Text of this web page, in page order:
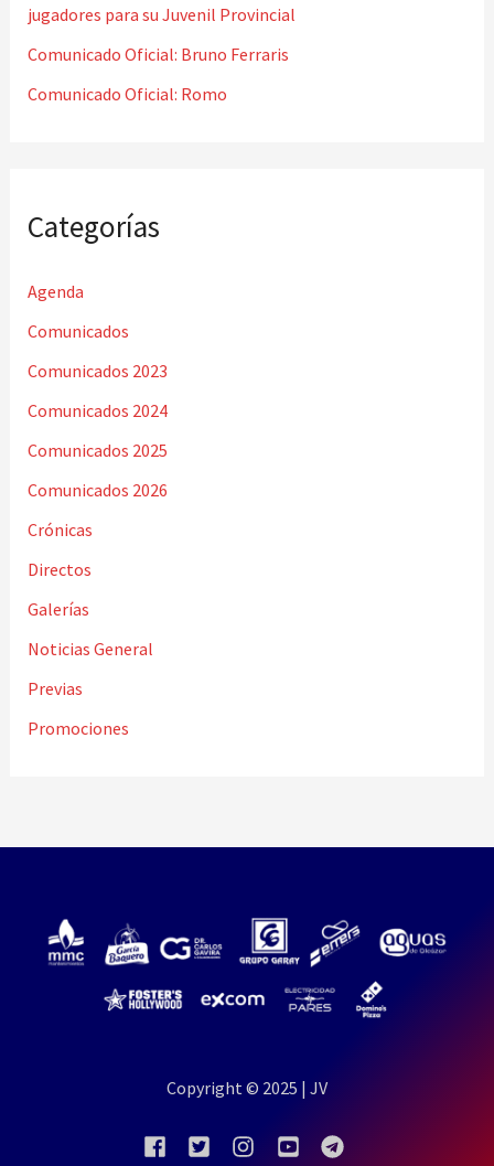
:jugadores para su Juvenil Provincial
Comunicado Oficial: Bruno Ferraris
Comunicado Oficial: Romo
Categorías
Agenda
Comunicados
Comunicados 2023
Comunicados 2024
Comunicados 2025
Comunicados 2026
Crónicas
Directos
Galerías
Noticias General
Previas
Promociones
Copyright © 2025 | JV